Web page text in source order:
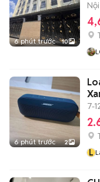
6 phút trước 10
6 phút trước 2
7-
L